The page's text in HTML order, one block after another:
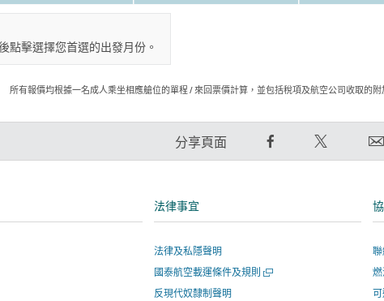
點擊選擇您首選的出發月份。
所有報價均根據一名成人乘坐相應艙位的單程 / 來回票價計算，並包括稅項及航空公司收取的
分享頁面
Facebook
享
Twitter
推
法律事宜
法律及私隱聲明
國泰航空載運條件及規則 開
反現代奴隸制聲明